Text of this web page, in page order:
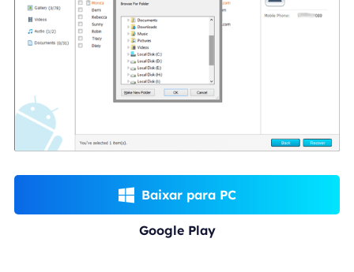
 Baixar para PC
Google Play